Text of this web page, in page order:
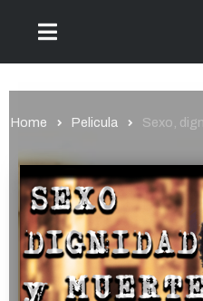
Home Pelicula Sexo,